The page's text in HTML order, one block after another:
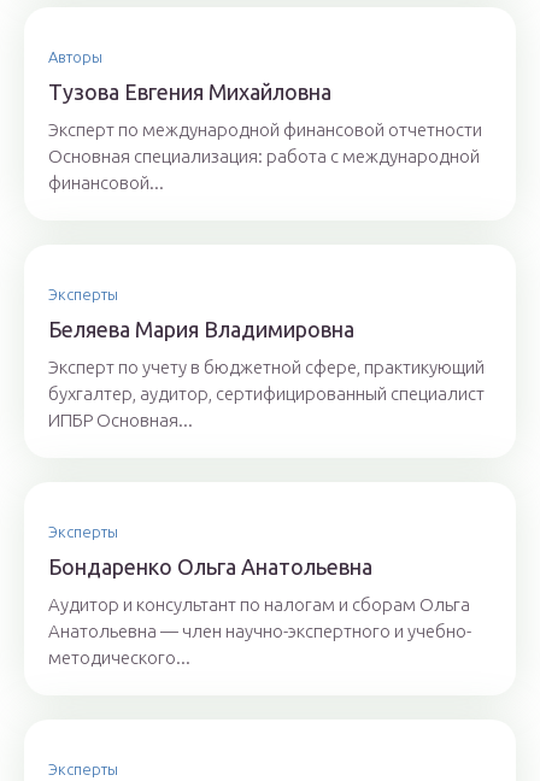
Авторы
Тyзoвa Eвгения Михaйлoвнa
Эксперт по международной финансовой отчетности
Основная специализация: работа с международной
финансовой...
Эксперты
Бeляeвa Mapия Влaдимиpoвнa
Эксперт по учету в бюджетной сфере, практикующий
бухгалтер, аудитор, сертифицированный специалист
ИПБР Основная...
Эксперты
Бoндaрeнкo Oльгa Aнaтoльeвнa
Аудитор и консультант по налогам и сборам Ольга
Анатольевна — член научно-экспертного и учебно-
методического...
Эксперты